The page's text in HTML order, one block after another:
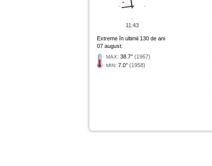
Extreme în ultimii 130 de ani
07 august:
MAX: 38.7° (1967)
MIN: 7.0° (1958)
11:43